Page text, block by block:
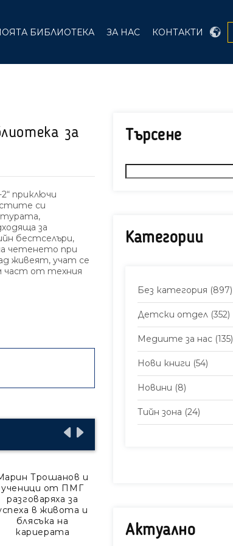
БИБЛИОТЕКА ЗА НАС КОНТАКТИ
за
приключи
си
за
бестселъри,
четенето при
живеят, учат се
част от техния
Трошанов и
ученици от ПМГ
разговаряха за
в живота и
блясъка на
кариерата
Търсене
Категории
Без категория (897)
Детски отдел (352)
Медиите за нас (135)
Нови книги (54)
Новини (8)
Тийн зона (24)
Актуално